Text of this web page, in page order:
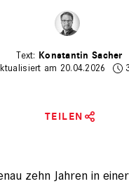
Konstantin Sacher
am 20.04.2026
TEILEN
zehn Jahren in